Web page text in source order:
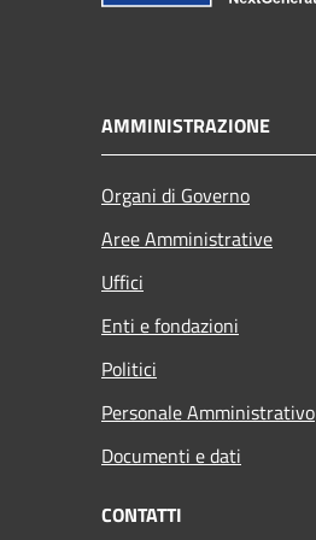
AMMINISTRAZIONE
Organi di Governo
Aree Amministrative
Uffici
Enti e fondazioni
Politici
Personale Amministrativo
Documenti e dati
CONTATTI